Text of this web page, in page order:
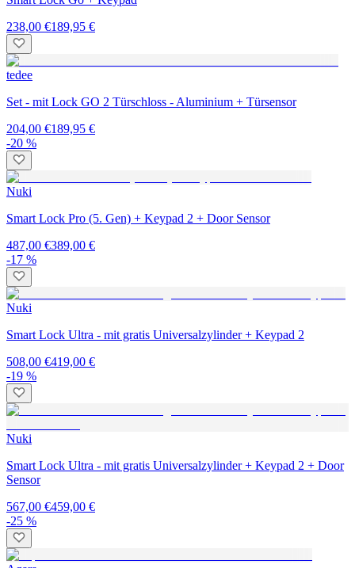
238,00 €189,95 €
tedee
Set - mit Lock GO 2 Türschloss - Aluminium + Türsensor
204,00 €189,95 €
-20 %
Nuki
Smart Lock Pro (5. Gen) + Keypad 2 + Door Sensor
487,00 €389,00 €
-17 %
Nuki
Smart Lock Ultra - mit gratis Universalzylinder + Keypad 2
508,00 €419,00 €
-19 %
Nuki
Smart Lock Ultra - mit gratis Universalzylinder + Keypad 2 + Door
Sensor
567,00 €459,00 €
-25 %